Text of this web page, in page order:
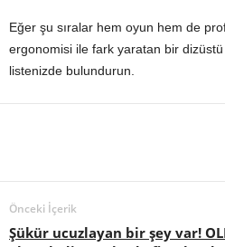
Eğer şu sıralar hem oyun hem de
ergonomisi ile fark yaratan bir dizüstü
listenizde bulundurun.
Önceki İçerik
Şükür ucuzlayan bir şey var!